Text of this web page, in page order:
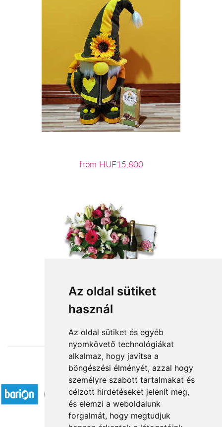
Az oldal sütiket
használ
Az oldal sütiket és egyéb
nyomkövető technológiákat
alkalmaz, hogy javítsa a
böngészési élményét, azzal hogy
személyre szabott tartalmakat és
célzott hirdetéseket jelenít meg,
és elemzi a weboldalunk
forgalmát, hogy megtudjuk
from HUF15,800
from HUF31,680
Accepted payment methods